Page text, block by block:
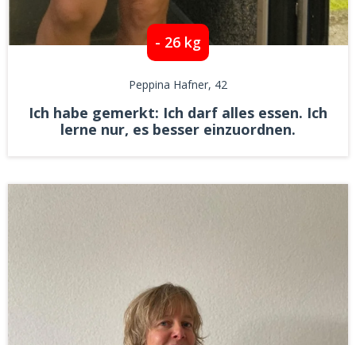
- 26 kg
Peppina Hafner, 42
Ich habe gemerkt: Ich darf alles essen. Ich
lerne nur, es besser einzuordnen.